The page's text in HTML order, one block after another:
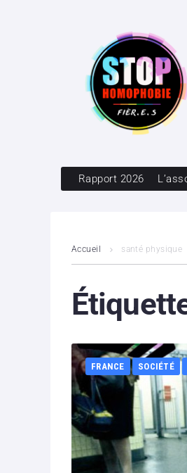
Rapport 2026
Accueil santé physique
FRANCE SOCIÉTÉ